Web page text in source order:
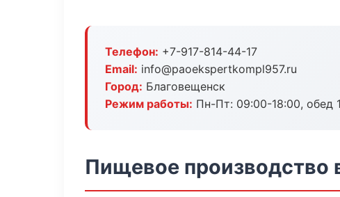
Телефон: +7-917-814-44-17
Email: info@paoekspertkompl957.ru
Город: Благовещенск
Режим работы: Пн-Пт: 09:00-18:00, обед
Пищевое производство